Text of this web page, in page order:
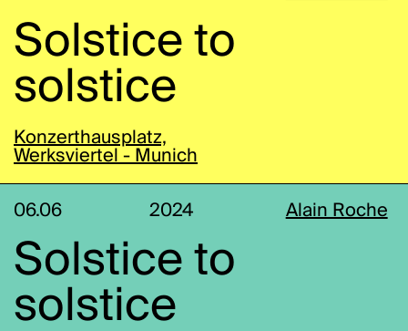
Solstice to
solstice
Konzerthausplatz,
Werksviertel - Munich
06.06 2024 Alain Roche
Solstice to
solstice